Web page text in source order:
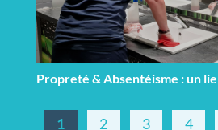
Propreté & Absentéisme : un
1 2 3 4